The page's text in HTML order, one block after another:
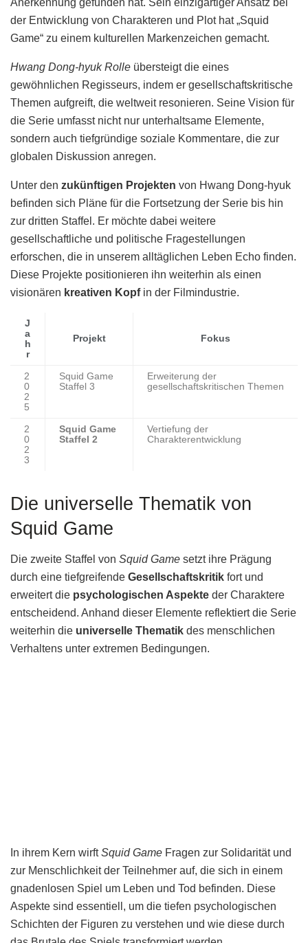
Anerkennung gefunden hat. Sein einzigartiger Ansatz bei
der Entwicklung von Charakteren und Plot hat „Squid
Game“ zu einem kulturellen Markenzeichen gemacht.
Hwang Dong-hyuk Rolle übersteigt die eines
gewöhnlichen Regisseurs, indem er gesellschaftskritische
Themen aufgreift, die weltweit resonieren. Seine Vision für
die Serie umfasst nicht nur unterhaltsame Elemente,
sondern auch tiefgründige soziale Kommentare, die zur
globalen Diskussion anregen.
Unter den zukünftigen Projekten von Hwang Dong-hyuk
befinden sich Pläne für die Fortsetzung der Serie bis hin
zur dritten Staffel. Er möchte dabei weitere
gesellschaftliche und politische Fragestellungen
erforschen, die in unserem alltäglichen Leben Echo finden.
Diese Projekte positionieren ihn weiterhin als einen
visionären kreativen Kopfin der Filmindustrie.
J
a
h
r
Projekt Fokus
2
0
2
5
Squid Game
Staffel 3
Erweiterung der
gesellschaftskritischen Themen
2
0
2
3
Squid Game
Staffel 2
Vertiefung der
Charakterentwicklung
Die universelle Thematik von
Squid Game
Die zweite Staffel von Squid Game setzt ihre Prägung
durch eine tiefgreifende Gesellschaftskritik fort und
erweitert die psychologischen Aspekte der Charaktere
entscheidend. Anhand dieser Elemente reflektiert die Serie
weiterhin die universelle Thematik des menschlichen
Verhaltens unter extremen Bedingungen.
In ihrem Kern wirftSquid Game Fragen zur Solidarität und
zur Menschlichkeit der Teilnehmer auf, die sich in einem
gnadenlosen Spiel um Leben und Tod befinden. Diese
Aspekte sind essentiell, um die tiefen psychologischen
Schichten der Figuren zu verstehen und wie diese durch